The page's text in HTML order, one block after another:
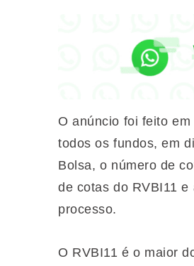
O anúncio foi feito
todos os fundos, em
Bolsa, o número de
de cotas do RVBI11
processo.
O RVBI11 é o maior